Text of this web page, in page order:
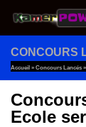
Au
CONCOURS
Accueil » Concours Lancés »
Ecole